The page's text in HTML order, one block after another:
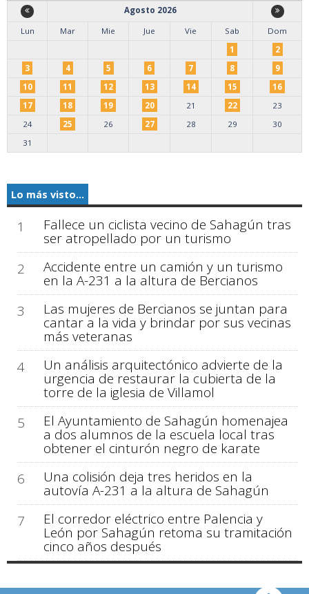
Agosto 2026
Lun
Mar Mie Jue Vie Sab
Dom
1
2
3
4 5 6 7 8
9
10
11 12 13 14 15
16
17
18 19 20 21 22
23
24
25 26 27 28 29
30
31
Lo más visto...
1 Fallece un ciclista vecino de Sahagún tras
ser atropellado por un turismo
2
Accidente entre un camión y un turismo
en la A-231 a la altura de Bercianos
3
Las mujeres de Bercianos se juntan para
cantar a la vida y brindar por sus vecinas
más veteranas
4
Un análisis arquitectónico advierte de la
urgencia de restaurar la cubierta de la
torre de la iglesia de Villamol
5
El Ayuntamiento de Sahagún homenajea
a dos alumnos de la escuela local tras
obtener el cinturón negro de karate
6
Una colisión deja tres heridos en la
autovía A-231 a la altura de Sahagún
7
El corredor eléctrico entre Palencia y
León por Sahagún retoma su tramitación
cinco años después